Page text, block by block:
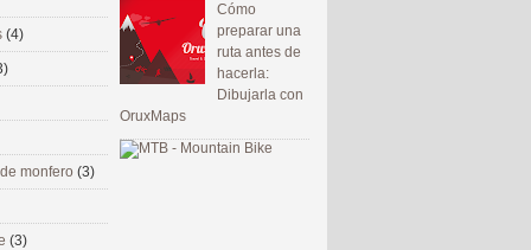
Cómo
preparar una
ruta antes de
hacerla:
Dibujarla con
OruxMaps
(4)
monfero (3)
(3)